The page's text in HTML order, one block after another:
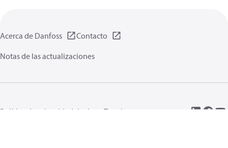
Acerca de Danfoss
Contacto
Notas de las actualizaciones
Política de privacidad de datos Terminos uso